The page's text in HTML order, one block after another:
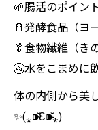
🌱腸活のポイン
🥛発酵食品（ヨ
🥬食物繊維（き
🚰水をこまめに
体の内側から美
✨(⁎⁍̴̆Ɛ⁍̴̆⁎)